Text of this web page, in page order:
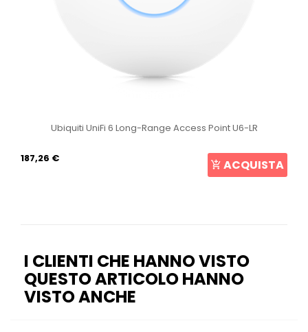
Ubiquiti UniFi 6 Long-Range Access Point U6-LR
187,26 € ACQUISTA
I CLIENTI CHE HANNO VISTO
QUESTO ARTICOLO HANNO
VISTO ANCHE